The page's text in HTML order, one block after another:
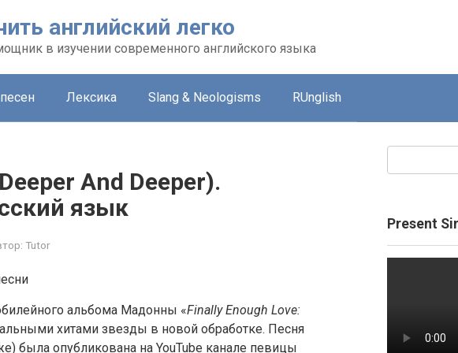
английский легко
в изучении современного английского языка
Лексика Slang & Neologisms RUnglish
And Deeper).
язык
Tutor
альбома Мадонны «Finally Enough Love:
хитами звезды в новой обработке. Песня
была опубликована на YouTube канале певицы
Present